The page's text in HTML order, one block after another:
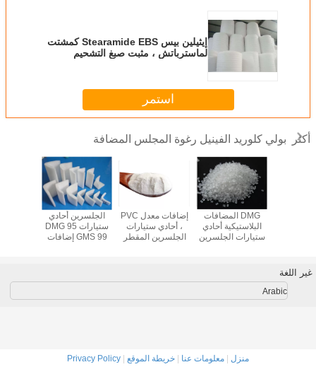
إيثيلين بيس Stearamide EBS كمشتت
لماسترباتش ، مثبت صبغ التشحيم
استمر
أكثر بولي كلوريد الفينيل رغوة المجلس المضافة
الجلسرين أحادي
ستيارات DMG 95
GMS 99 إضافات
إضافات معدل PVC
، أحادي ستيارات
الجلسرين المقطر
DMG المضافات
البلاستيكية أحادي
ستيارات الجلسرين
غير اللغة
Arabic
منزل | معلومات عنا | خريطة الموقع |
Privacy Policy